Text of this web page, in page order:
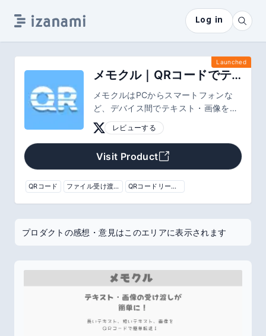
Log in
Launched
メモクル｜QRコードでテキストと画像を簡単に受け渡し
メモクルはPCからスマートフォンな
ど、デバイス間でテキスト・画像を簡
単に転送するためのサービスです。 貼
り付けた瞬時にQRコードを生成し、
簡単に共有できます。入力されたデー
タは暗号化され、サーバーに1時間だ
け保存された後、自動的に削除されま
す。
レビューする
Visit Product
QRコード ファイル受け渡し QRコードリーダー
プロダクトの感想・意見はこのエリアに表示されます